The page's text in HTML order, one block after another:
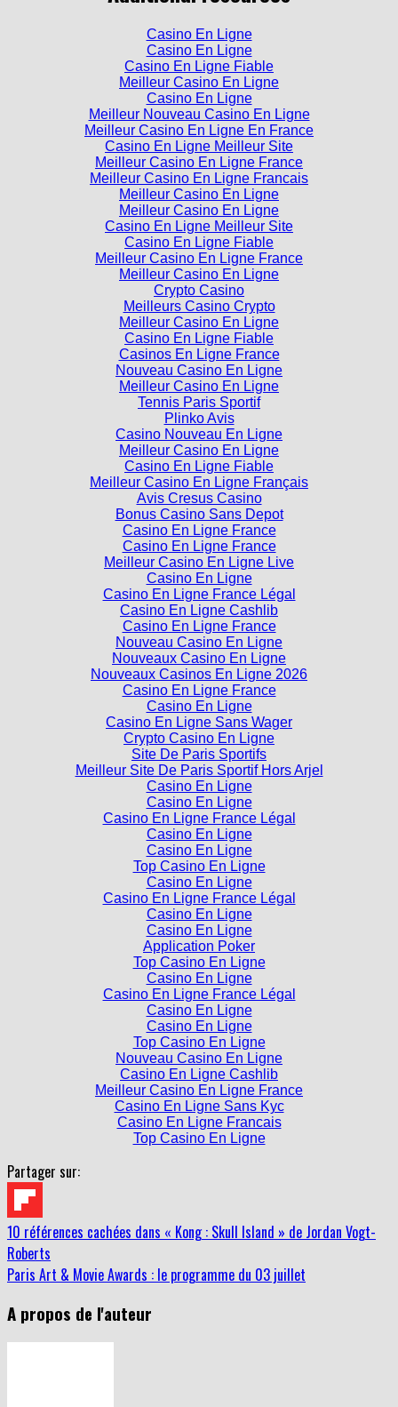
Casino En Ligne
Casino En Ligne
Casino En Ligne Fiable
Meilleur Casino En Ligne
Casino En Ligne
Meilleur Nouveau Casino En Ligne
Meilleur Casino En Ligne En France
Casino En Ligne Meilleur Site
Meilleur Casino En Ligne France
Meilleur Casino En Ligne Francais
Meilleur Casino En Ligne
Meilleur Casino En Ligne
Casino En Ligne Meilleur Site
Casino En Ligne Fiable
Meilleur Casino En Ligne France
Meilleur Casino En Ligne
Crypto Casino
Meilleurs Casino Crypto
Meilleur Casino En Ligne
Casino En Ligne Fiable
Casinos En Ligne France
Nouveau Casino En Ligne
Meilleur Casino En Ligne
Tennis Paris Sportif
Plinko Avis
Casino Nouveau En Ligne
Meilleur Casino En Ligne
Casino En Ligne Fiable
Meilleur Casino En Ligne Français
Avis Cresus Casino
Bonus Casino Sans Depot
Casino En Ligne France
Casino En Ligne France
Meilleur Casino En Ligne Live
Casino En Ligne
Casino En Ligne France Légal
Casino En Ligne Cashlib
Casino En Ligne France
Nouveau Casino En Ligne
Nouveaux Casino En Ligne
Nouveaux Casinos En Ligne 2026
Casino En Ligne France
Casino En Ligne
Casino En Ligne Sans Wager
Crypto Casino En Ligne
Site De Paris Sportifs
Meilleur Site De Paris Sportif Hors Arjel
Casino En Ligne
Casino En Ligne
Casino En Ligne France Légal
Casino En Ligne
Casino En Ligne
Top Casino En Ligne
Casino En Ligne
Casino En Ligne France Légal
Casino En Ligne
Casino En Ligne
Application Poker
Top Casino En Ligne
Casino En Ligne
Casino En Ligne France Légal
Casino En Ligne
Casino En Ligne
Top Casino En Ligne
Nouveau Casino En Ligne
Casino En Ligne Cashlib
Meilleur Casino En Ligne France
Casino En Ligne Sans Kyc
Casino En Ligne Francais
Top Casino En Ligne
Partager sur:
10 références cachées dans « Kong : Skull Island » de Jordan Vogt-
Roberts
Paris Art & Movie Awards : le programme du 03 juillet
A propos de l'auteur